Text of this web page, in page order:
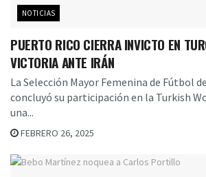
NOTICIAS
PUERTO RICO CIERRA INVICTO EN
VICTORIA ANTE IRÁN
La Selección Mayor Femenina de Fútbol
concluyó su participación en la Turkish
una...
FEBRERO 26, 2025